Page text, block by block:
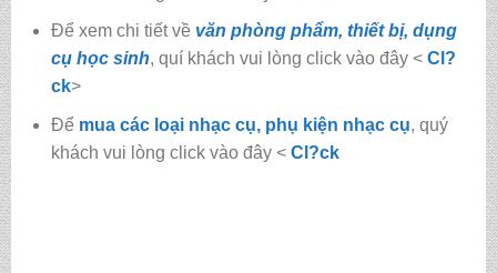
Để xem chi tiết về văn phòng phẩm, thiết bị, dụng
cụ học sinh, quí khách vui lòng click vào đây < Cl?
ck>
Để mua các loại nhạc cụ, phụ kiện nhạc cụ, quý
khách vui lòng click vào đây < Cl?ck